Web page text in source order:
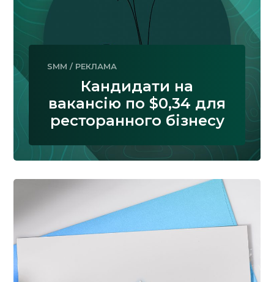
SMM / РЕКЛАМА
Кандидати на
вакансію по $0,34 для
ресторанного бізнесу